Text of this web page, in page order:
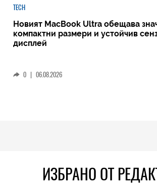
TECH
Новият MacBook Ultra обещава
компактни размери и устойчив
дисплей
0 | 06.08.2026
ИЗБРАНО ОТ